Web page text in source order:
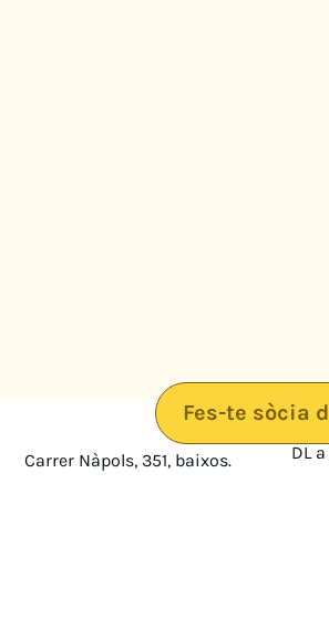
Fes-te sòcia
Carrer Nàpols, 351, baixos.
08025 · Barcelona
DL